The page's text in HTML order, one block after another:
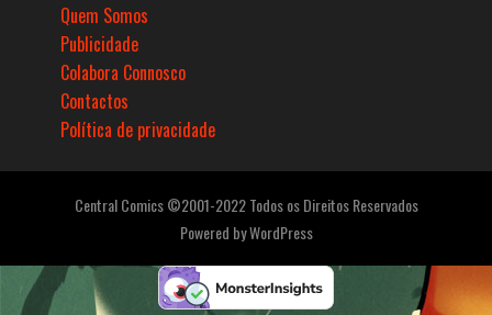
Quem Somos
Publicidade
Colabora Connosco
Contactos
Política de privacidade
Central Comics ©2001-2022 Todos os Direitos Reservados
Powered byWordPress